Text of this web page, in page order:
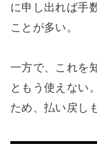
に申し出れば手
ことが多い。
一方で、これを
ともう使えない
ため、払い戻し